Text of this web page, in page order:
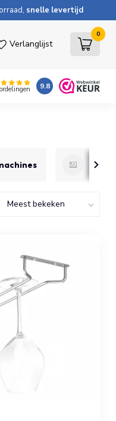
snelle levertijd
Verlanglijst
0
9.8